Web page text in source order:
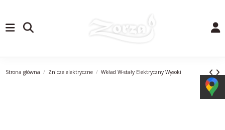
Strona główna Znicze elektryczne Wkład W-stały Elektryczny Wysoki